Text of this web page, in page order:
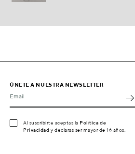
ÚNETE A NUESTRA NEWSLETTER
Email
Al suscribirte aceptas la Política de
Privacidad y declaras ser mayor de 16 años.